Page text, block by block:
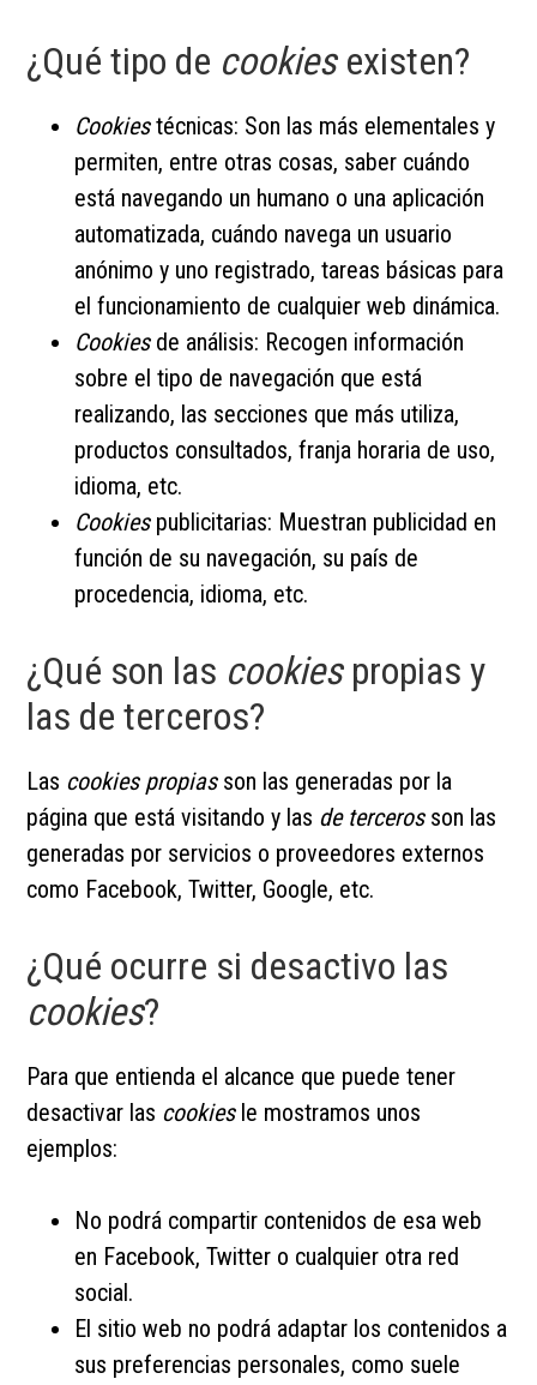
¿Qué tipo de cookiesexisten?
Cookiestécnicas: Son las más elementales y
permiten, entre otras cosas, saber cuándo
está navegando un humano o una aplicación
automatizada, cuándo navega un usuario
anónimo y uno registrado, tareas básicas para
el funcionamiento de cualquier web dinámica.
Cookiesde análisis: Recogen información
sobre el tipo de navegación que está
realizando, las secciones que más utiliza,
productos consultados, franja horaria de uso,
idioma, etc.
Cookiespublicitarias: Muestran publicidad en
función de su navegación, su país de
procedencia, idioma, etc.
¿Qué son las cookiespropias y
las de terceros?
Las cookies propiasson las generadas por la
página que está visitando y las de tercerosson las
generadas por servicios o proveedores externos
como Facebook, Twitter, Google, etc.
¿Qué ocurre si desactivo las
cookies?
Para que entienda el alcance que puede tener
desactivar las cookiesle mostramos unos
ejemplos:
No podrá compartir contenidos de esa web
en Facebook, Twitter o cualquier otra red
social.
El sitio web no podrá adaptar los contenidos a
sus preferencias personales, como suele